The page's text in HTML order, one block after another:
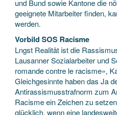
und Bund sowie Kantone die
geeignete Mitarbeiter finden,
werden.
Vorbild SOS Racisme
Lngst Realität ist die
Lausanner Sozialarbeiter und
romande contre le racisme»,
Gleichgesinnte haben das Ja
Antirassismusstrafnorm zum
Racisme ein Zeichen zu
glücklich, wenn eine